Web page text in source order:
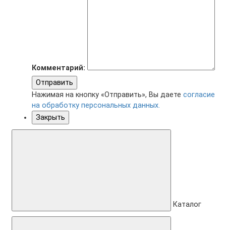
Комментарий:
Отправить
Нажимая на кнопку «Отправить», Вы даете согласие
на обработку персональных данных.
Закрыть
Каталог